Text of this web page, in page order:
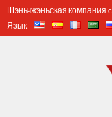
Шэньчжэньская компания
Язык